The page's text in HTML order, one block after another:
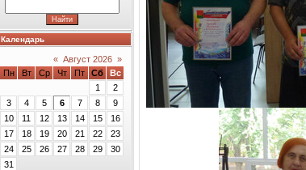
Календарь
« Август 2026 »
Пн
Вт Ср Чт Пт Сб
Вс
1
2
3
4 5 6 7 8
9
10
11 12 13 14 15
16
17
18 19 20 21 22
23
24
25 26 27 28 29
30
31